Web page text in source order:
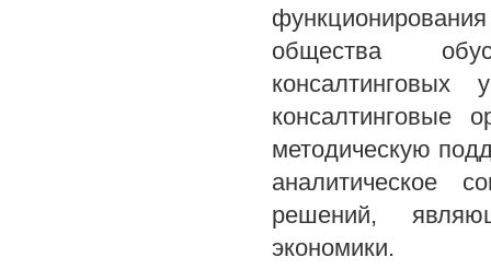
общества
консалтинговых
консалтинговые
методическую
аналитическое
решений,
экономики.